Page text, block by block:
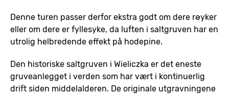
Denne turen passer derfor ekstra godt om dere røyker
eller om dere er fyllesyke, da luften i saltgruven har en
utrolig helbredende effekt på hodepine.
Den historiske saltgruven i Wieliczka er det eneste
gruveanlegget i verden som har vært i kontinuerlig
drift siden middelalderen. De originale utgravningene